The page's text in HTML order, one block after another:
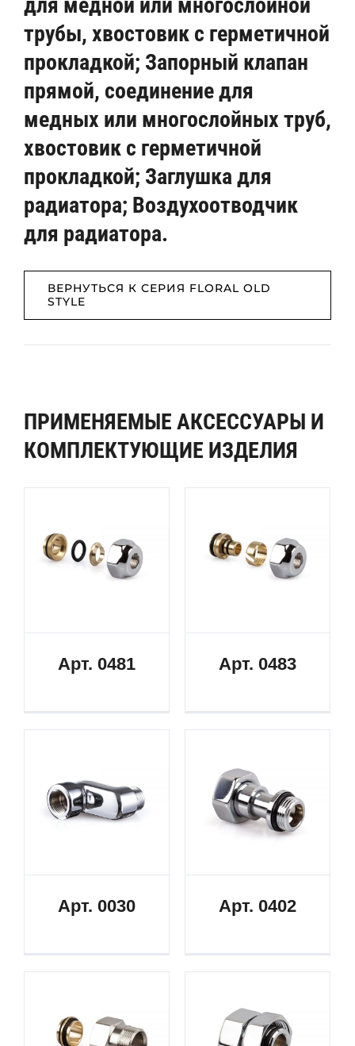
трубы, хвостовик с герметичной
прокладкой; Запорный клапан
прямой, соединение для
медных или многослойных труб,
хвостовик с герметичной
прокладкой; Заглушка для
радиатора; Воздухоотводчик
для радиатора.
ВЕРНУТЬСЯ К СЕРИЯ FLORAL OLD
STYLE
ПРИМЕНЯЕМЫЕ АКСЕССУАРЫ И
КОМПЛЕКТУЮЩИЕ ИЗДЕЛИЯ
Арт. 0481 Арт. 0483
Арт. 0030 Арт. 0402